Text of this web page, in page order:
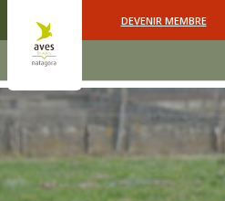
DEVENIR MEMBRE